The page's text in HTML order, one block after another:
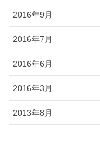
2016年9月
2016年7月
2016年6月
2016年3月
2013年8月